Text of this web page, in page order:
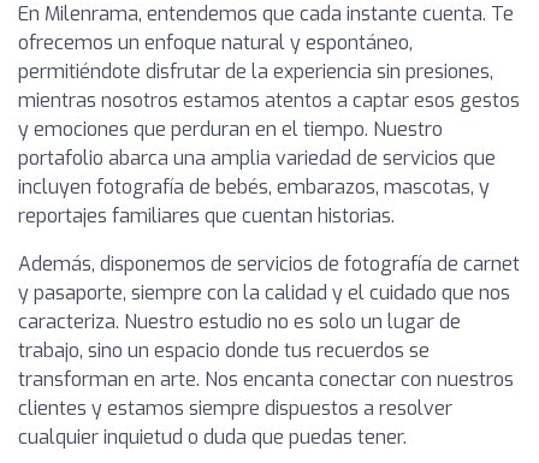
En Milenrama, entendemos que cada instante cuenta. Te
ofrecemos un enfoque natural y espontáneo,
permitiéndote disfrutar de la experiencia sin presiones,
mientras nosotros estamos atentos a captar esos gestos
y emociones que perduran en el tiempo. Nuestro
portafolio abarca una amplia variedad de servicios que
incluyen fotografía de bebés, embarazos, mascotas, y
reportajes familiares que cuentan historias.
Además, disponemos de servicios de fotografía de carnet
y pasaporte, siempre con la calidad y el cuidado que nos
caracteriza. Nuestro estudio no es solo un lugar de
trabajo, sino un espacio donde tus recuerdos se
transforman en arte. Nos encanta conectar con nuestros
clientes y estamos siempre dispuestos a resolver
cualquier inquietud o duda que puedas tener.